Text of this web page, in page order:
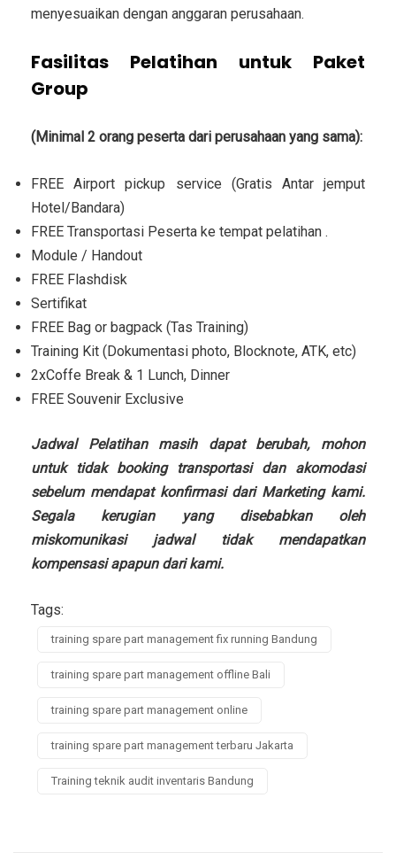
menyesuaikan dengan anggaran perusahaan.
Fasilitas Pelatihan untuk Paket
Group
(Minimal 2 orang peserta dari perusahaan yang sama):
FREE Airport pickup service (Gratis Antar jemput
Hotel/Bandara)
FREE Transportasi Peserta ke tempat pelatihan .
Module / Handout
FREE Flashdisk
Sertifikat
FREE Bag or bagpack (Tas Training)
Training Kit (Dokumentasi photo, Blocknote, ATK, etc)
2xCoffe Break & 1 Lunch, Dinner
FREE Souvenir Exclusive
Jadwal Pelatihan masih dapat berubah, mohon
untuk tidak booking transportasi dan akomodasi
sebelum mendapat konfirmasi dari Marketing kami.
Segala kerugian yang disebabkan oleh
miskomunikasi jadwal tidak mendapatkan
kompensasi apapun dari kami.
Tags:
training spare part management fix running Bandung
training spare part management offline Bali
training spare part management online
training spare part management terbaru Jakarta
Training teknik audit inventaris Bandung